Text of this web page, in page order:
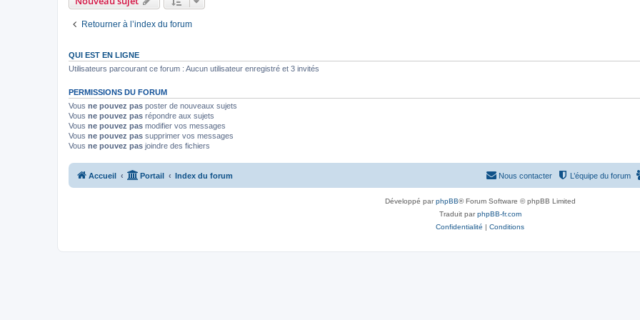
s
s
Retourner à l’index du forum
QUI EST EN LIGNE
Utilisateurs parcourant ce forum : Aucun utilisateur enregistré et 3 invités
PERMISSIONS DU FORUM
Vous ne pouvez pas poster de nouveaux sujets
Vous ne pouvez pas répondre aux sujets
Vous ne pouvez pas modifier vos messages
Vous ne pouvez pas supprimer vos messages
Vous ne pouvez pas joindre des fichiers
Accueil Portail Index du forum L’équipe du forum
Nous contacter
Développé parphpBB® Forum Software © phpBB Limited
Traduit parphpBB-fr.com
Confidentialité | Conditions